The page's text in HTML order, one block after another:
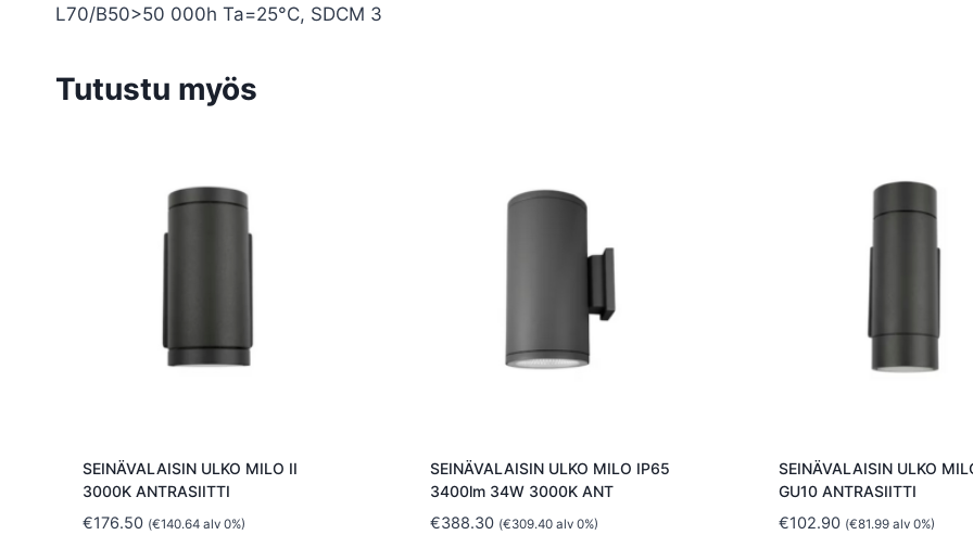
L70/B50>50 000h Ta=25°C, SDCM 3
Tutustu myös
SEINÄVALAISIN ULKO MILO II
3000K ANTRASIITTI
€176.50 (€140.64alv 0%)
SEINÄVALAISIN ULKO MILO IP65
3400lm 34W 3000K ANT
€388.30 (€309.40 alv 0%)
SEINÄVALAISIN ULKO
GU10 ANTRASIITTI
€102.90 (€81.99alv 0%)